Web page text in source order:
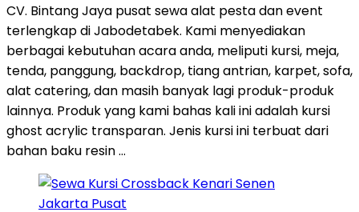
CV. Bintang Jaya pusat sewa alat pesta dan event
terlengkap di Jabodetabek. Kami menyediakan
berbagai kebutuhan acara anda, meliputi kursi, meja,
tenda, panggung, backdrop, tiang antrian, karpet, sofa,
alat catering, dan masih banyak lagi produk-produk
lainnya. Produk yang kami bahas kali ini adalah kursi
ghost acrylic transparan. Jenis kursi ini terbuat dari
bahan baku resin …